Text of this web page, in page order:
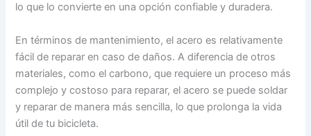
lo que lo convierte en una opción confiable y duradera.
En términos de mantenimiento, el acero es relativamente
fácil de reparar en caso de daños. A diferencia de otros
materiales, como el carbono, que requiere un proceso más
complejo y costoso para reparar, el acero se puede soldar
y reparar de manera más sencilla, lo que prolonga la vida
útil de tu bicicleta.